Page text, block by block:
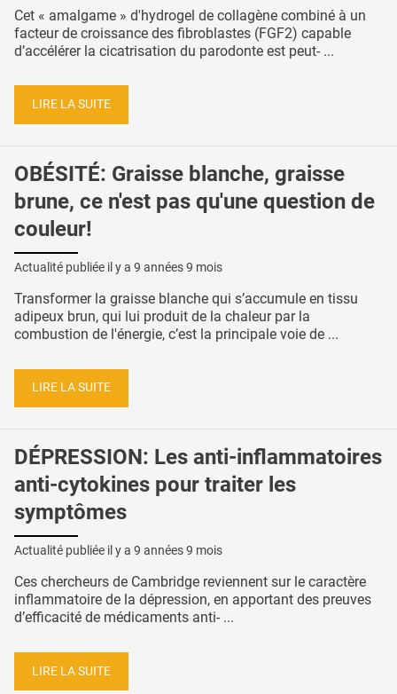
Cet « amalgame » d'hydrogel de collagène combiné à un
facteur de croissance des fibroblastes (FGF2) capable
d’accélérer la cicatrisation du parodonte est peut- ...
LIRE LA SUITE
OBÉSITÉ: Graisse blanche, graisse
brune, ce n'est pas qu'une question de
couleur!
Actualité publiée il y a 9 années 9 mois
Transformer la graisse blanche qui s’accumule en tissu
adipeux brun, qui lui produit de la chaleur par la
combustion de l'énergie, c’est la principale voie de ...
LIRE LA SUITE
DÉPRESSION: Les anti-inflammatoires
anti-cytokines pour traiter les
symptômes
Actualité publiée il y a 9 années 9 mois
Ces chercheurs de Cambridge reviennent sur le caractère
inflammatoire de la dépression, en apportant des preuves
d’efficacité de médicaments anti- ...
LIRE LA SUITE